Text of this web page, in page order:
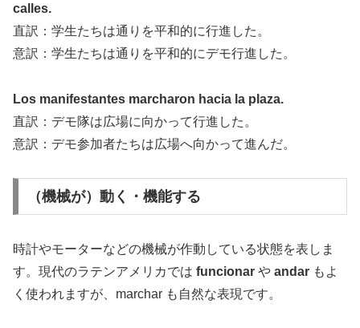
calles.
直訳：学生たちは通りを平和的に行進した。
意訳：学生たちは通りを平和的にデモ行進した。
Los manifestantes marcharon hacia la plaza.
直訳：デモ隊は広場に向かって行進した。
意訳：デモ参加者たちは広場へ向かって進んだ。
（機械が）動く・機能する
時計やモーターなどの機械が作動している状態を表しま
す。現代のラテンアメリカでは funcionar や andar もよ
く使われますが、marchar も自然な表現です。